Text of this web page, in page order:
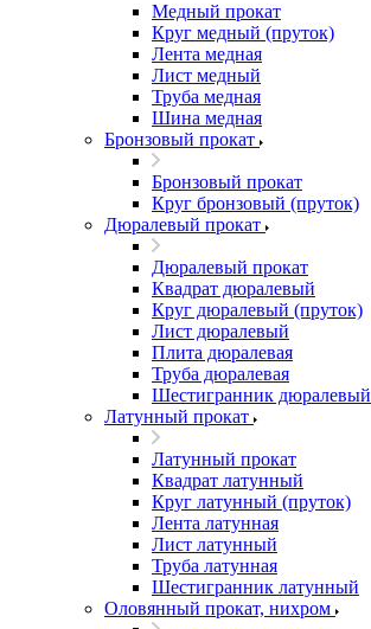
Медный прокат
Круг медный (пруток)
Лента медная
Лист медный
Труба медная
Шина медная
Бронзовый прокат
Бронзовый прокат
Круг бронзовый (пруток)
Дюралевый прокат
Дюралевый прокат
Квадрат дюралевый
Круг дюралевый (пруток)
Лист дюралевый
Плита дюралевая
Труба дюралевая
Шестигранник дюралевый
Латунный прокат
Латунный прокат
Квадрат латунный
Круг латунный (пруток)
Лента латунная
Лист латунный
Труба латунная
Шестигранник латунный
Оловянный прокат, нихром